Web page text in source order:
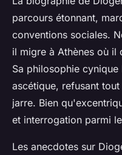
parcours étonnant,
conventions sociales.
il migre à Athènes où il
Sa philosophie
ascétique, refusant
jarre. Bien
et interrogation parmi
Les anecdotes sur